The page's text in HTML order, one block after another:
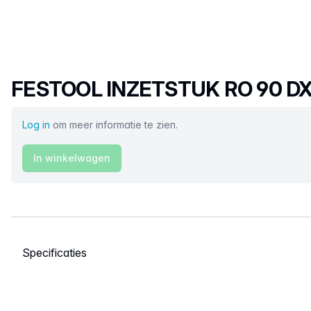
Productnaam
FESTOOL INZETSTUK RO 90
Log in om meer informatie te zien.
In winkelwagen
Selecteer een tabblad